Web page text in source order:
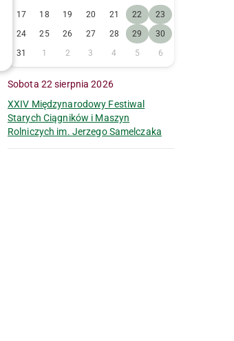
17
18 19 20 21 22
23
24
25 26 27 28 29
30
31
1 2 3 4 5 6
Sobota 22 sierpnia 2026
XXIV Międzynarodowy Festiwal
Starych Ciągników i Maszyn
Rolniczych im. Jerzego Samelczaka